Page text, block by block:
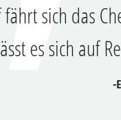
sich das
es sich auf
-